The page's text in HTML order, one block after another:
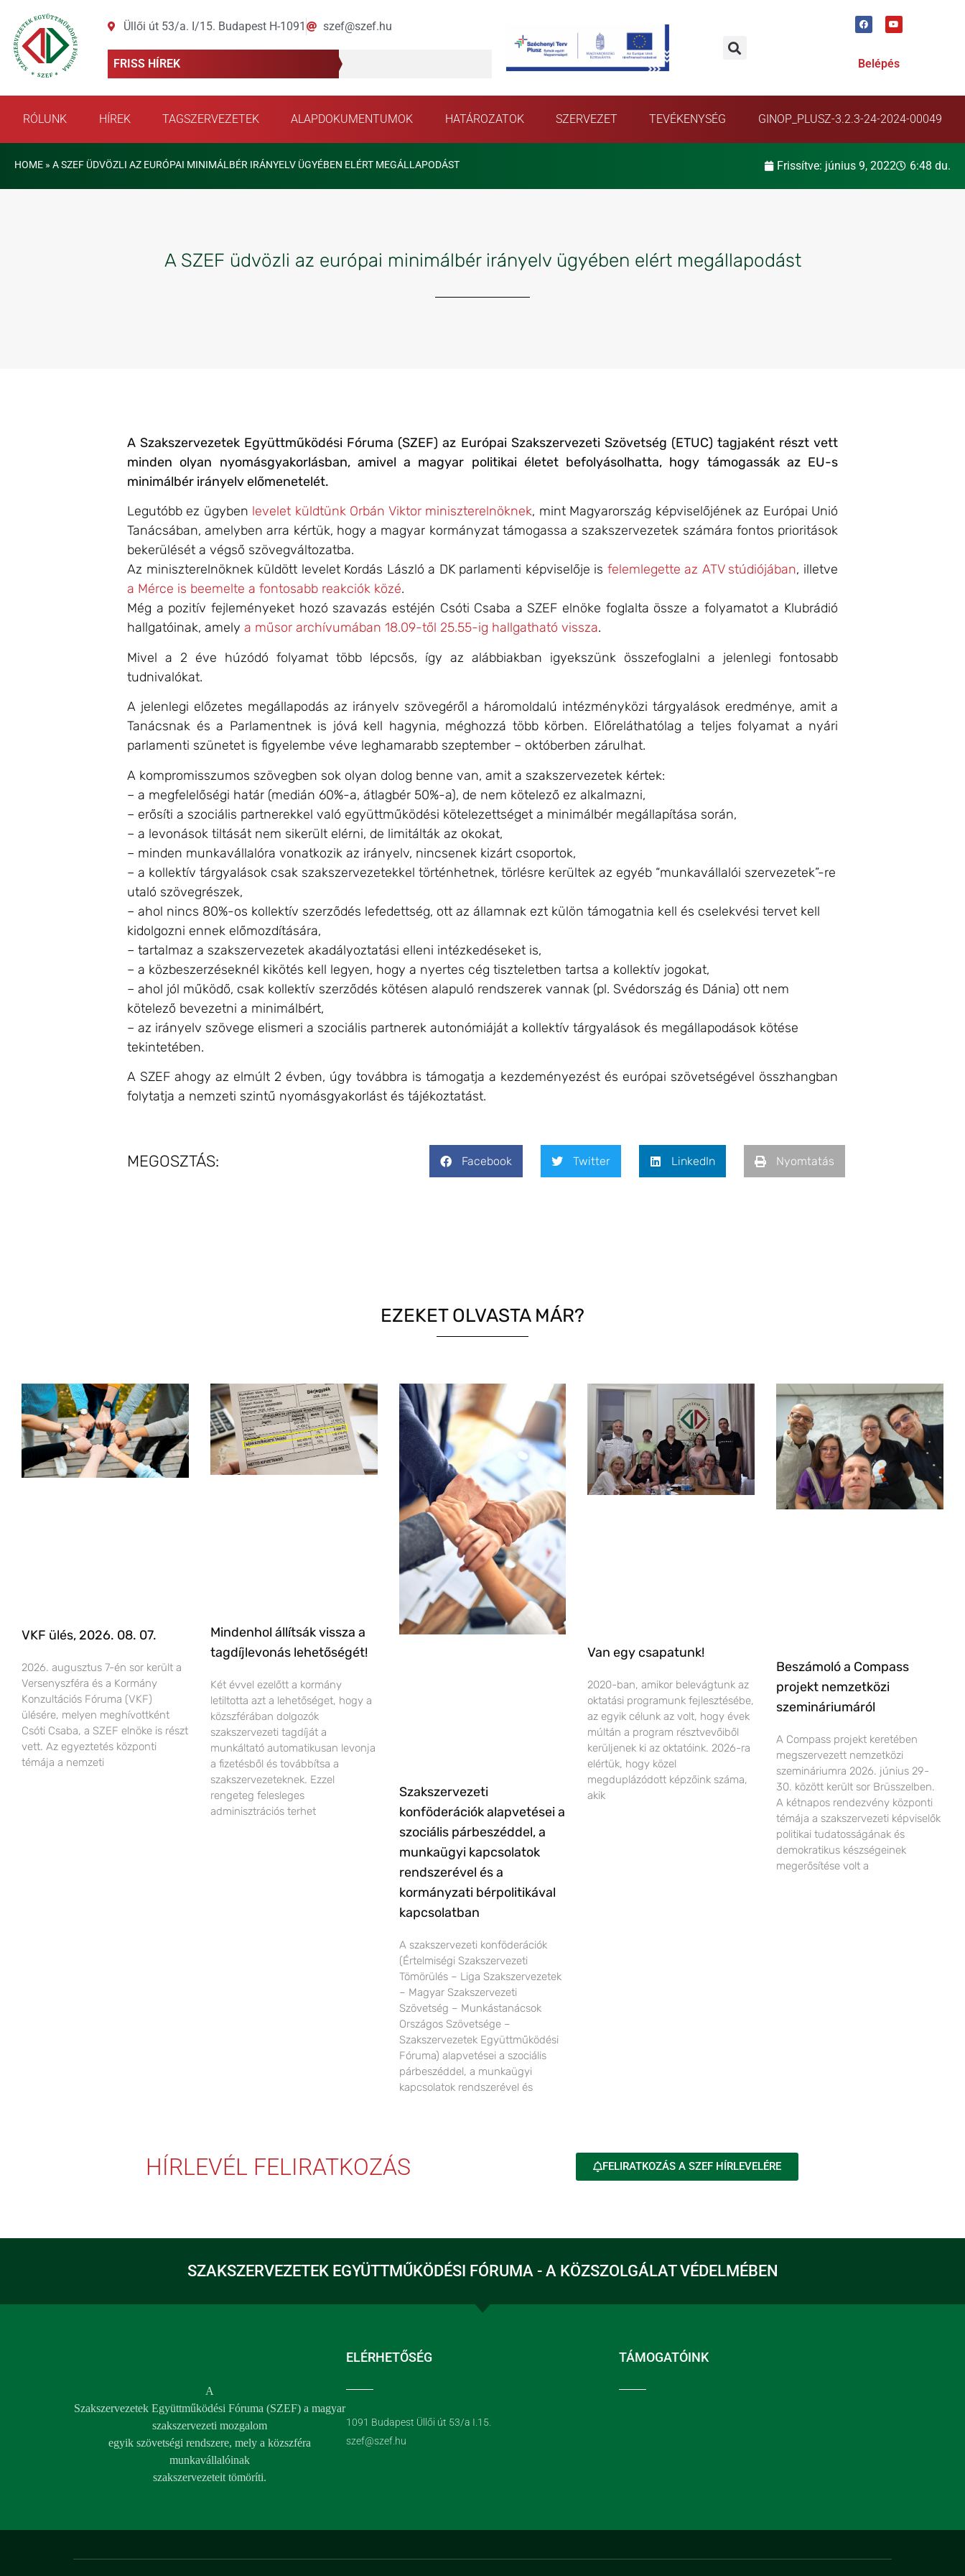
Üllői út 53/a. I/15. Budapest H-1091 szef@szef.hu
FRISS HÍREK Belépés
RÓLUNK HÍREK TAGSZERVEZETEK ALAPDOKUMENTUMOK HATÁROZATOK SZERVEZET TEVÉKENYSÉG GINOP_PLUSZ-3.2.3-24-2024-00049
HOME » A SZEF ÜDVÖZLI AZ EURÓPAI MINIMÁLBÉR IRÁNYELV ÜGYÉBEN ELÉRT MEGÁLLAPODÁST Frissítve: június 9, 2022 6:48 du.
A SZEF üdvözli az európai minimálbér irányelv ügyében elért megállapodást
A Szakszervezetek Együttműködési Fóruma (SZEF) az Európai Szakszervezeti Szövetség (ETUC) tagjaként részt vett
minden olyan nyomásgyakorlásban, amivel a magyar politikai életet befolyásolhatta, hogy támogassák az EU-s
minimálbér irányelv előmenetelét.
Legutóbb ez ügyben levelet küldtünk Orbán Viktor miniszterelnöknek, mint Magyarország képviselőjének az Európai Unió
Tanácsában, amelyben arra kértük, hogy a magyar kormányzat támogassa a szakszervezetek számára fontos prioritások
bekerülését a végső szövegváltozatba.
Az miniszterelnöknek küldött levelet Kordás László a DK parlamenti képviselője is felemlegette az ATV stúdiójában, illetve
a Mérce is beemelte a fontosabb reakciók közé.
Még a pozitív fejleményeket hozó szavazás estéjén Csóti Csaba a SZEF elnöke foglalta össze a folyamatot a Klubrádió
hallgatóinak, amely a műsor archívumában 18.09-től 25.55-ig hallgatható vissza.
Mivel a 2 éve húzódó folyamat több lépcsős, így az alábbiakban igyekszünk összefoglalni a jelenlegi fontosabb
tudnivalókat.
A jelenlegi előzetes megállapodás az irányelv szövegéről a háromoldalú intézményközi tárgyalások eredménye, amit a
Tanácsnak és a Parlamentnek is jóvá kell hagynia, méghozzá több körben. Előreláthatólag a teljes folyamat a nyári
parlamenti szünetet is figyelembe véve leghamarabb szeptember – októberben zárulhat.
A kompromisszumos szövegben sok olyan dolog benne van, amit a szakszervezetek kértek:
– a megfelelőségi határ (medián 60%-a, átlagbér 50%-a), de nem kötelező ez alkalmazni,
– erősíti a szociális partnerekkel való együttműködési kötelezettséget a minimálbér megállapítása során,
– a levonások tiltását nem sikerült elérni, de limitálták az okokat,
– minden munkavállalóra vonatkozik az irányelv, nincsenek kizárt csoportok,
– a kollektív tárgyalások csak szakszervezetekkel történhetnek, törlésre kerültek az egyéb “munkavállalói szervezetek”-re
utaló szövegrészek,
– ahol nincs 80%-os kollektív szerződés lefedettség, ott az államnak ezt külön támogatnia kell és cselekvési tervet kell
kidolgozni ennek előmozdítására,
– tartalmaz a szakszervezetek akadályoztatási elleni intézkedéseket is,
– a közbeszerzéseknél kikötés kell legyen, hogy a nyertes cég tiszteletben tartsa a kollektív jogokat,
– ahol jól működő, csak kollektív szerződés kötésen alapuló rendszerek vannak (pl. Svédország és Dánia) ott nem
kötelező bevezetni a minimálbért,
– az irányelv szövege elismeri a szociális partnerek autonómiáját a kollektív tárgyalások és megállapodások kötése
tekintetében.
A SZEF ahogy az elmúlt 2 évben, úgy továbbra is támogatja a kezdeményezést és európai szövetségével összhangban
folytatja a nemzeti szintű nyomásgyakorlást és tájékoztatást.
MEGOSZTÁS: Facebook Twitter LinkedIn Nyomtatás
EZEKET OLVASTA MÁR?
VKF ülés, 2026. 08. 07.
2026. augusztus 7-én sor került a
Versenyszféra és a Kormány
Konzultációs Fóruma (VKF)
ülésére, melyen meghívottként
Csóti Csaba, a SZEF elnöke is részt
vett. Az egyeztetés központi
témája a nemzeti
Mindenhol állítsák vissza a
tagdíjlevonás lehetőségét!
Két évvel ezelőtt a kormány
letiltotta azt a lehetőséget, hogy a
közszférában dolgozók
szakszervezeti tagdíját a
munkáltató automatikusan levonja
a fizetésből és továbbítsa a
szakszervezeteknek. Ezzel
rengeteg felesleges
adminisztrációs terhet
Szakszervezeti
konföderációk alapvetései a
szociális párbeszéddel, a
munkaügyi kapcsolatok
rendszerével és a
kormányzati bérpolitikával
kapcsolatban
A szakszervezeti konföderációk
(Értelmiségi Szakszervezeti
Tömörülés – Liga Szakszervezetek
– Magyar Szakszervezeti
Szövetség – Munkástanácsok
Országos Szövetsége –
Szakszervezetek Együttműködési
Fóruma) alapvetései a szociális
párbeszéddel, a munkaügyi
kapcsolatok rendszerével és
Van egy csapatunk!
2020-ban, amikor belevágtunk az
oktatási programunk fejlesztésébe,
az egyik célunk az volt, hogy évek
múltán a program résztvevőiből
kerüljenek ki az oktatóink. 2026-ra
elértük, hogy közel
megduplázódott képzőink száma,
akik
Beszámoló a Compass
projekt nemzetközi
szemináriumáról
A Compass projekt keretében
megszervezett nemzetközi
szemináriumra 2026. június 29-
30. között került sor Brüsszelben.
A kétnapos rendezvény központi
témája a szakszervezeti képviselők
politikai tudatosságának és
demokratikus készségeinek
megerősítése volt a
HÍRLEVÉL FELIRATKOZÁS FELIRATKOZÁS A SZEF HÍRLEVELÉRE
SZAKSZERVEZETEK EGYÜTTMŰKÖDÉSI FÓRUMA - A KÖZSZOLGÁLAT VÉDELMÉBEN
A
Szakszervezetek Együttműködési Fóruma (SZEF) a magyar
szakszervezeti mozgalom
egyik szövetségi rendszere, mely a közszféra
munkavállalóinak
szakszervezeteit tömöríti.
ELÉRHETŐSÉG
1091 Budapest Üllői út 53/a I.15.
szef@szef.hu
TÁMOGATÓINK